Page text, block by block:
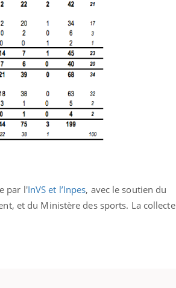
par l'InVS et l’Inpes, avec le soutien du
et du Ministère des sports. La collecte